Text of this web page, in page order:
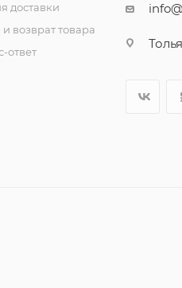
доставки
возврат товара
ответ